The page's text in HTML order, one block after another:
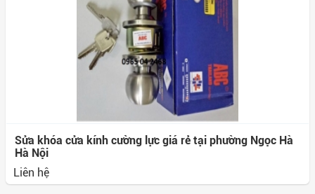
Sửa khóa cửa kính cường lực giá rẻ tại phường Ngọc Hà
Hà Nội
Liên hệ